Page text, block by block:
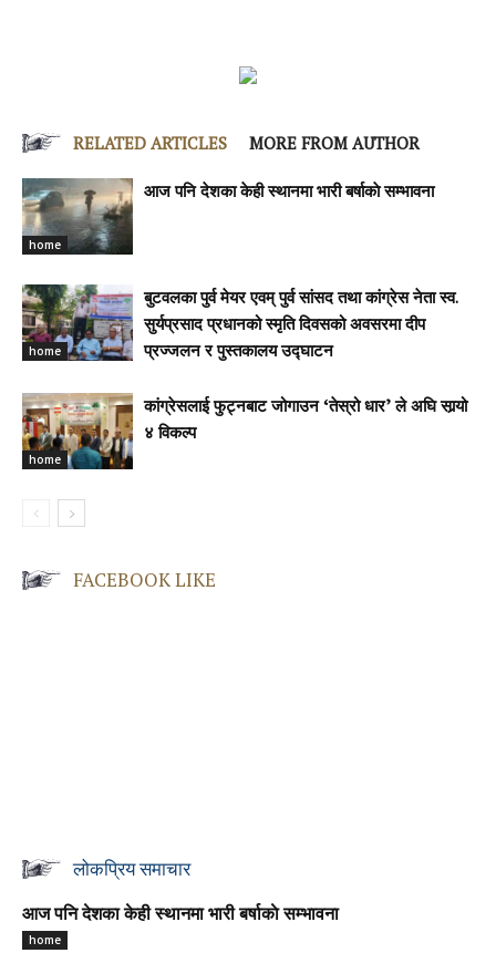
RELATED ARTICLES MORE FROM AUTHOR
home
आज पनि देशका केही स्थानमा भारी बर्षाकाे सम्भावना
home
बुटवलका पुर्व मेयर एवम् पुर्व सांसद तथा कांग्रेस नेता स्व.
सुर्यप्रसाद प्रधानको स्मृति दिवसको अवसरमा दीप
प्रज्जलन र पुस्तकालय उद्घाटन
home
कांग्रेसलाई फुट्नबाट जोगाउन ‘तेस्रो धार’ ले अघि सार्‍यो
४ विकल्प
FACEBOOK LIKE
लोकप्रिय समाचार
आज पनि देशका केही स्थानमा भारी बर्षाकाे सम्भावना
home